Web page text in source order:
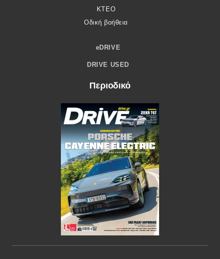
ΚΤΕΟ
Οδική βοήθεια
eDRIVE
DRIVE USED
Περιοδικό